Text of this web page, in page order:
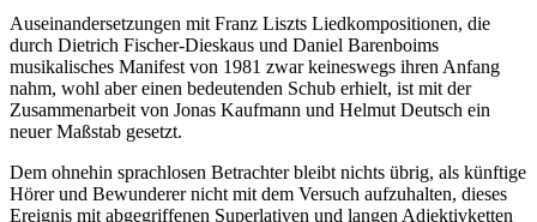
Auseinandersetzungen mit Franz Liszts Liedkompositionen, die
durch Dietrich Fischer-Dieskaus und Daniel Barenboims
musikalisches Manifest von 1981 zwar keineswegs ihren Anfang
nahm, wohl aber einen bedeutenden Schub erhielt, ist mit der
Zusammenarbeit von Jonas Kaufmann und Helmut Deutsch ein
neuer Maßstab gesetzt.
Dem ohnehin sprachlosen Betrachter bleibt nichts übrig, als künftige
Hörer und Bewunderer nicht mit dem Versuch aufzuhalten, dieses
Ereignis mit abgegriffenen Superlativen und langen Adjektivketten